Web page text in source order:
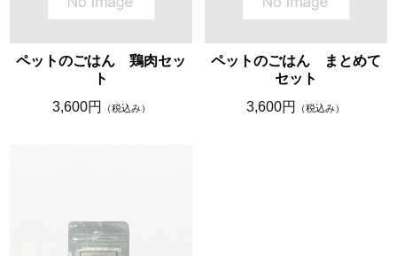
ペットのごはん 鶏肉セッ
ト
3,600円
（税込み）
ペットのごはん まとめて
セット
3,600円
（税込み）